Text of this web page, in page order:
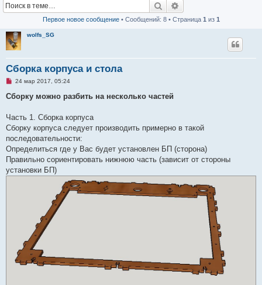
Поиск
Первое новое сообщение• Сообщений: 8 • Страница 1 из 1
wolfs_SG
Сборка корпуса и стола
Н
п
ч
т
а
н
о
с
24 мар 2017, 05:24
Сборку можно разбить на несколько частей
Часть 1. Сборка корпуса
Сборку корпуса следует производить примерно в такой
последовательности:
Определиться где у Вас будет установлен БП (сторона)
Правильно сориентировать нижнюю часть (зависит от стороны
установки БП)